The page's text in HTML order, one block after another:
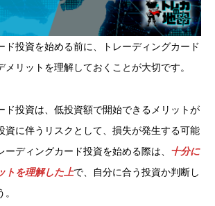
ド投資を始める前に、トレーディングカード
メリットを理解しておくことが大切です。
ド投資は、低投資額で開始できるメリットが
資に伴うリスクとして、損失が発生する可能
ディングカード投資を始める際は、 十分に
トを理解した上で、自分に合う投資か判断し